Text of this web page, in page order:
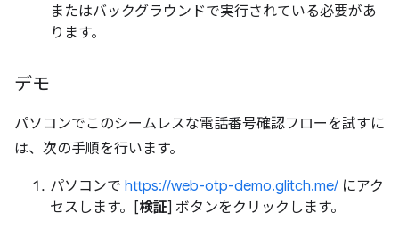
またはバックグラウンドで実行されている必要があ
ります。
デモ
パソコンでこのシームレスな電話番号確認フローを試すに
は、次の手順を行います。
パソコンで https://web-otp-demo.glitch.me/ にアク
セスします。[検証] ボタンをクリックします。